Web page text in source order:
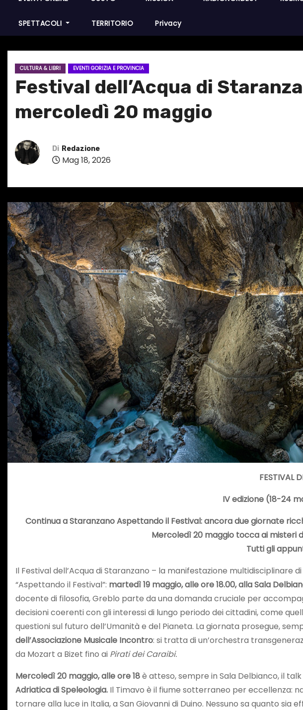
SPETTACOLI TERRITORIO Privacy
CULTURA & LIBRI EVENTI GORIZIA E PROVINCIA
Festival dell’Acqua di
mercoledì 20 maggio
Di Redazione
Mag 18, 2026
FESTIVAL
IV edizione (18-24
Continua a Staranzano Aspettando il Festival: ancora due giornate
Mercoledì 20 maggio tocca ai misteri
Tutti gli
Il Festival dell’Acqua di Staranzano – la manifestazione multidisciplinare
“Aspettando il Festival”: martedì 19 maggio, alle ore 18.00, alla Sala
docente di filosofia, Greblo parte da una domanda cruciale per
decisioni coerenti con gli interessi di lungo periodo dei cittadini, come
questioni sul futuro dell’Umanità e del Pianeta. La giornata prosegue,
dell’Associazione Musicale Incontro: si tratta di un’orchestra
da Mozart a Bizet fino ai Pirati dei Caraibi.
Mercoledì 20 maggio, alle ore 18è atteso, sempre in Sala Delbianco, il talk
Adriatica di Speleologia. Il Timavo è il fiume sotterraneo per eccellenza:
tornare alla luce in Italia, a San Giovanni di Duino. Nessuno sa quanto